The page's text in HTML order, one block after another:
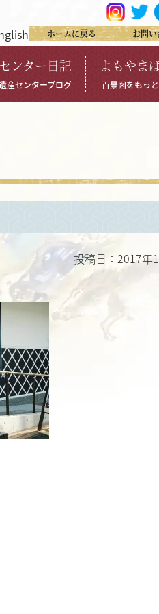
ホームに戻る お問
センター日記
産センターブログ
よもやま
百景図をもっ
投稿日：2017年